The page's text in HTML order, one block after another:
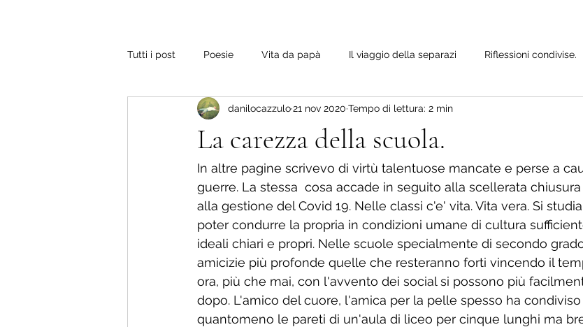
Tutti i post Poesie Vita da papà Il viaggio della separazi Riflessioni condivise.
Più amore che dolore ! La nuova scuola Il mio Altopiano.
Storie di vita.
La carezza della scuola.
danilocazzulo21 nov 2020 Tempo di lettura: 2 min
In altre pagine scrivevo di virtù talentuose mancate e perse a
guerre. La stessa  cosa accade in seguito alla scellerata
alla gestione del Covid 19. Nelle classi c'e' vita. Vita vera. Si
poter condurre la propria in condizioni umane di cultura
ideali chiari e propri. Nelle scuole specialmente di secondo
amicizie più profonde quelle che resteranno forti vincendo il
ora, più che mai, con l'avvento dei social si possono più
dopo. L'amico del cuore, l'amica per la pelle spesso ha
quantomeno le pareti di un'aula di liceo per cinque lunghi ma